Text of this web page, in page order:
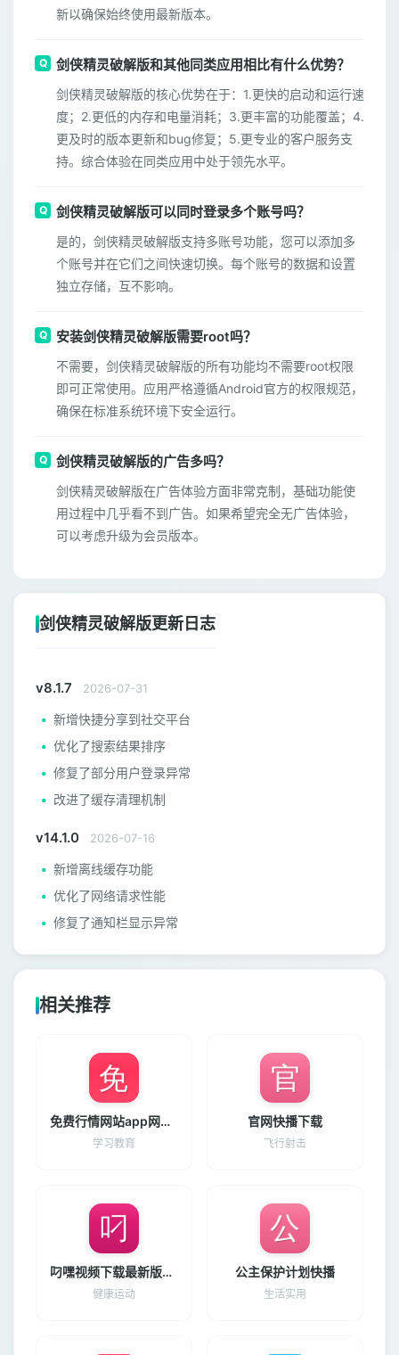
新以确保始终使用最新版本。
剑侠精灵破解版和其他同类应用相比有什么优势？
剑侠精灵破解版的核心优势在于：1.更快的启动和运行速
度；2.更低的内存和电量消耗；3.更丰富的功能覆盖；4.
更及时的版本更新和bug修复；5.更专业的客户服务支
持。综合体验在同类应用中处于领先水平。
剑侠精灵破解版可以同时登录多个账号吗？
是的，剑侠精灵破解版支持多账号功能，您可以添加多
个账号并在它们之间快速切换。每个账号的数据和设置
独立存储，互不影响。
安装剑侠精灵破解版需要root吗？
不需要，剑侠精灵破解版的所有功能均不需要root权限
即可正常使用。应用严格遵循Android官方的权限规范，
确保在标准系统环境下安全运行。
剑侠精灵破解版的广告多吗？
剑侠精灵破解版在广告体验方面非常克制，基础功能使
用过程中几乎看不到广告。如果希望完全无广告体验，
可以考虑升级为会员版本。
剑侠精灵破解版更新日志
v8.1.7 2026-07-31
新增快捷分享到社交平台
优化了搜索结果排序
修复了部分用户登录异常
改进了缓存清理机制
v14.1.0 2026-07-16
新增离线缓存功能
优化了网络请求性能
修复了通知栏显示异常
相关推荐
免费行情网站app网站推荐免费版
学习教育
官网快播下载
飞行射击
叼嘿视频下载最新版下载
健康运动
公主保护计划快播
生活实用